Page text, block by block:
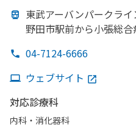
東武アーバンパークラ
野田市駅前から小張総
04-7124-6666
ウェブサイト
対応診療科
内科・​消化器科